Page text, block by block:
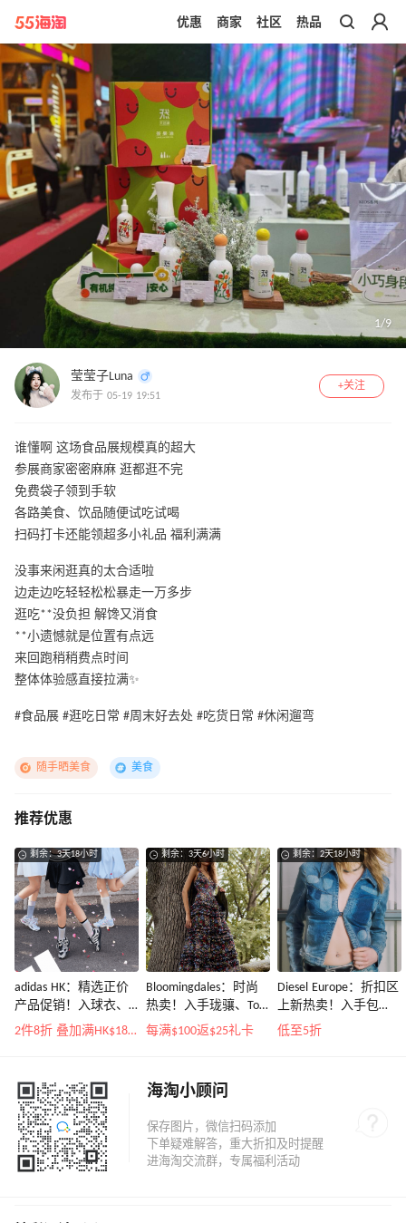
带你去官网买正品
优惠 商家 社区 热品
1/9
莹莹子Luna
发布于 05-19 19:51
+关注
谁懂啊 这场食品展规模真的超大
参展商家密密麻麻 逛都逛不完
免费袋子领到手软
各路美食、饮品随便试吃试喝
扫码打卡还能领超多小礼品 福利满满
没事来闲逛真的太合适啦
边走边吃轻轻松松暴走一万多步
逛吃**没负担 解馋又消食
**小遗憾就是位置有点远
来回跑稍稍费点时间
整体体验感直接拉满✨
#食品展 #逛吃日常 #周末好去处 #吃货日常 #休闲遛弯
随手晒美食 美食
推荐优惠
剩余：3天18小时
adidas HK：精选正价
产品促销！入球衣、
金属银跆拳道鞋等
2件8折 叠加满HK$1800-100
剩余：3天6小时
Bloomingdales：时尚
热卖！入手珑骧、Tory
Burch、拉夫劳伦等
每满$100返$25礼卡
剩余：2天18小时
Diesel Europe：折扣区
上新热卖！入手包
袋、服饰、鞋履等
低至5折
海淘小顾问